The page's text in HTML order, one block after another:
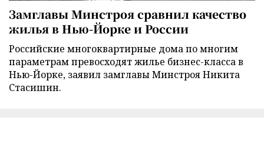
Замглавы Минстроя сравнил качество
жилья в Нью-Йорке и России
Российские многоквартирные дома по многим
параметрам превосходят жилье бизнес-класса в
Нью-Йорке, заявил замглавы Минстроя Никита
Стасишин.